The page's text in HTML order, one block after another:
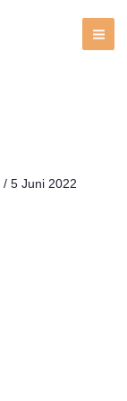
/ 5 Juni 2022